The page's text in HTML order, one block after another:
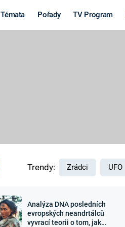
Témata Pořady TV Program
Výročí
Trendy: Zrádci UFO
Analýza DNA posledních
evropských neandrtálců
vyvrací teorii o tom, jak